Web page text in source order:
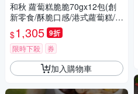
和秋 蘿蔔糕脆脆70gx12包(創
新零食/酥脆口感/港式蘿蔔糕/在
來米/傳統風味/台式小吃/團購)
$1,305 9折
限時下殺 券
加入購物車